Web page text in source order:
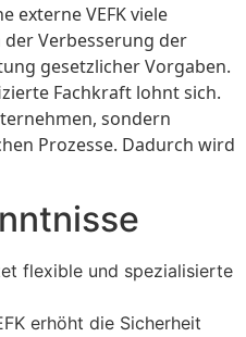
externe VEFK viele
Verbesserung der
gesetzlicher Vorgaben.
Fachkraft lohnt sich.
sondern
Prozesse. Dadurch wird
flexible und spezialisierte
erhöht die Sicherheit